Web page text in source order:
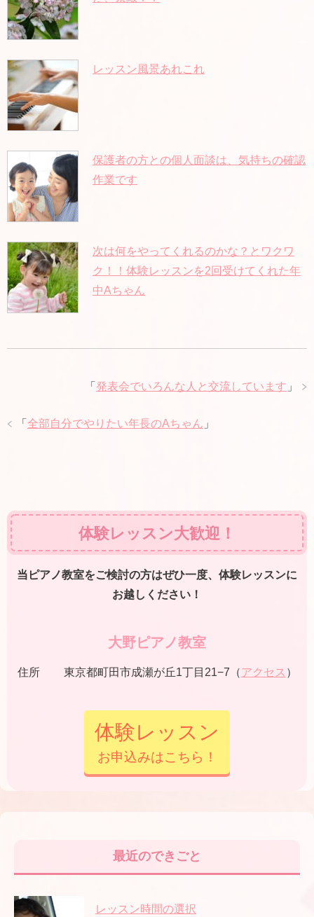
レッスン風景あれこれ
保護者の方との個人面談は、気持ちの確認
作業です
次は何をやってくれるのかな？とワクワ
ク！！体験レッスンを2回受けてくれた年
中Aちゃん
「 発表会でいろんな人と交流しています 」
「 全部自分でやりたい年長のAちゃん 」
体験レッスン大歓迎！
当ピアノ教室をご検討の方はぜひ一度、体験レッスンに
お越しください！
大野ピアノ教室
住所 東京都町田市成瀬が丘1丁目21−7（アクセス ）
体験レッスン
お申込みはこちら！
最近のできごと
レッスン時間の選択